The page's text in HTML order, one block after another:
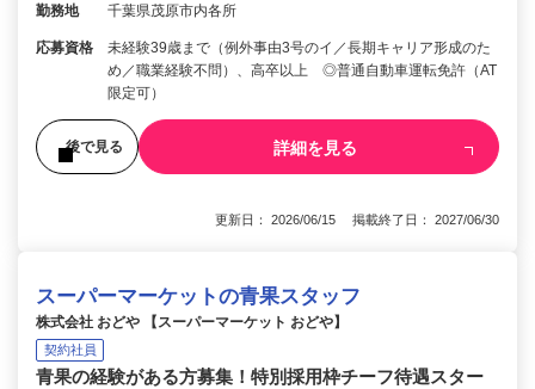
勤務地 千葉県茂原市内各所
応募資格
未経験39歳まで（例外事由3号のイ／長期キャリア形成のた
め／職業経験不問）、高卒以上 ◎普通自動車運転免許（AT
限定可）
後で見る 詳細を見る
更新日： 2026/06/15 掲載終了日： 2027/06/30
スーパーマーケットの青果スタッフ
株式会社 おどや 【スーパーマーケット おどや】
契約社員
青果の経験がある方募集！特別採用枠チーフ待遇スター